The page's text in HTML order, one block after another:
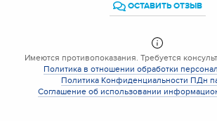
ОСТАВИТЬ ОТЗЫВ
Имеются противопоказания. Требуется
Политика в отношении обработки
Политика Конфиденциальности ПДн
Соглашение об использовании